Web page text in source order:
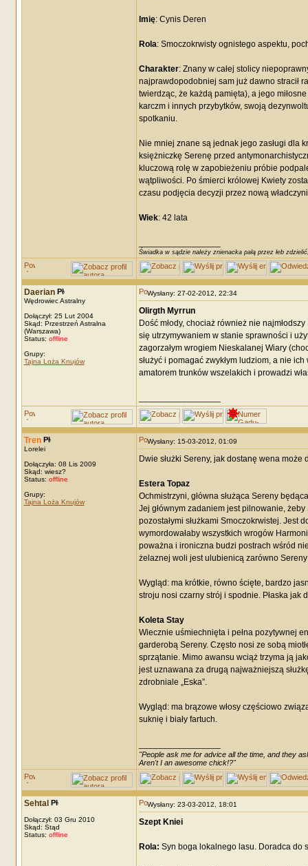
Imię: Cynis Deren
Rola: Smoczokrwisty ognistego aspektu,
Charakter: Znany w całej stolicy
najprawdopodobniej sam już dawno stracił
twierdząc, że każdą pamięta), a jego
karczm i innych przybytków, swoją
spotkaniu.
Nie mniej znane są jednak jego zasługi dla
księżniczkę Serenę przed
kluczową rolę w zapobieżeniu próbie
wątpliwości. Po śmierci królowej Kwiety
czasu podjęcia decyzji przez nową
Wiek: 42 lata
Świadka w sądzie należy znienacka pałą przez łeb
Daerian
Wędrowiec Astralny
Dołączył: 25 Lut 2004
Skąd: Przestrzeń Astralna
(Warszawa)
Status: offline
Grupy:
Tajna Loża Knujów
Wysłany: 27-02-2012, 22:34
Olirgth Myrrun
Dość młody, chociaż również nie
się utrzymywaniem w stanie sprawności i
zagorzałym wrogiem Nieskalanej Wiary
służyć i pomagać zwykłym ludziom, a nie
amatorem trunków wszelakich i prowadzi
Tren
Lorelei
Dołączyła: 08 Lis 2009
Skąd: wiesz?
Status: offline
Grupy:
Tajna Loża Knujów
Wysłany: 15-03-2012, 01:09
Dwie służki Sereny, jak dostanę wena może
Estera Topaz
Ochmistrzyni, główna służąca Sereny
Jej głównym zadaniem jest pilnowanie,
pozostałymi służkami Smoczokrwistej. Jest
wymordowałaby wszystkich wrogów
poważna i ironiczna budzi postrach wśród
żelaznej woli jest ulubienicą zarówno
Wygląd: ma krótkie, równo ścięte, bardzo
stroju nosi czarny strój i spodnie. Płaska jak
Koleta Stay
Wiecznie uśmiechnięta i pełna pozytywnej
garderobą Sereny. Często nosi ze sobą
sprzątanie. Mimo awansu wciąż trzyma ją
jest uznawana za drugą najważniejszą
zdrobniale „Eska”.
Wygląd: ma brązowe włosy częściowo
suknię i biały fartuch.
"People ask me for advice all the time, and they
Aren't I an awesome chick!?"
Sehtal
Dołączył: 03 Gru 2010
Skąd: Stąd
Status: offline
Wysłany: 23-03-2012, 18:01
Szept Kniei
Rola: Syn boga lokalnego lasu. Doradca do